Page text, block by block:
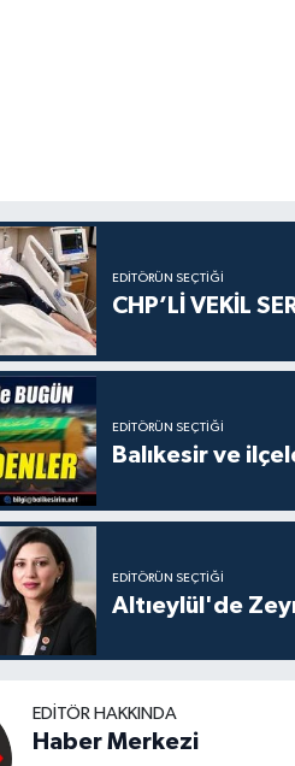
EDITÖRÜN SEÇTIĞI
CHP’Lİ VEKİL
EDITÖRÜN SEÇTIĞI
Balıkesir ve
EDITÖRÜN SEÇTIĞI
Altıeylül'de
EDITÖR HAKKINDA
Haber Merkezi